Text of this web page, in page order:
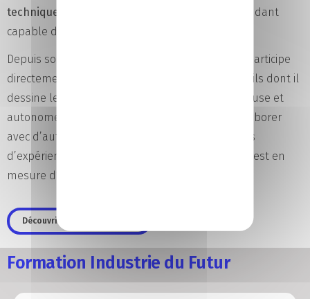
techniques
le rendant
capable de concevoir de nouveaux produits.
Depuis son ordinateur, ce
participe
directement à l’évolution des gammes d’appareils dont il
dessine les pièces.Travaillant de manière rigoureuse et
autonome, il peut cependant être amené à collaborer
avec d’autres techniciens. Avec quelques années
d’expérience, le
est en
mesure d’encadrer sa propre équipe technique.
Découvrir la filière industrie
Formation Industrie du Futur